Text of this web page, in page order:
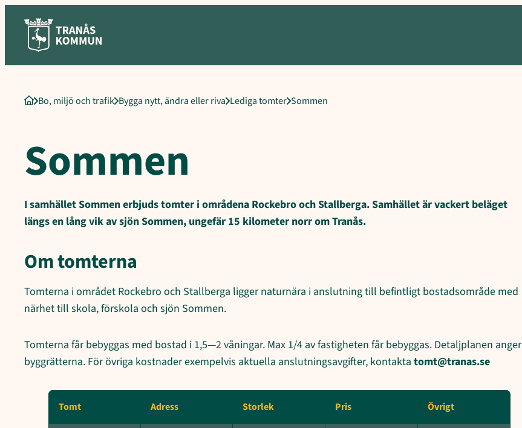
innehåll
Startsida
Bo, miljö och trafik Bygga nytt, ändra eller riva Lediga tomter Sommen
Sommen
I samhället Sommen erbjuds tomter i områdena Rockebro och Stallberga. Samhället är vackert beläget
längs en lång vik av sjön Sommen, ungefär 15 kilometer norr om Tranås.
Om tomterna
Tomterna i området Rockebro och Stallberga ligger naturnära i anslutning till befintligt bostadsområde med
närhet till skola, förskola och sjön Sommen.
Tomterna får bebyggas med bostad i 1,5—2 våningar. Max 1/4 av fastigheten får bebyggas. Detaljplanen anger
byggrätterna. För övriga kostnader exempelvis aktuella anslutningsavgifter, kontakta tomt@tranas.se
Tomt Adress Storlek Pris Övrigt